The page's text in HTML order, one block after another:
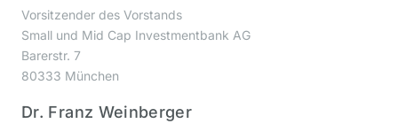
Vorsitzender des Vorstands
Small und Mid Cap Investmentbank AG
Barerstr. 7
80333 München
Dr. Franz Weinberger